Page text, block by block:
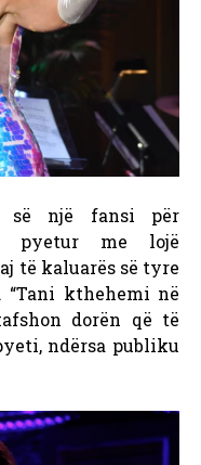
së një fansi për
pyetur me lojë
të kaluarës së tyre
kthehemi në
dorën që të
ndërsa publiku